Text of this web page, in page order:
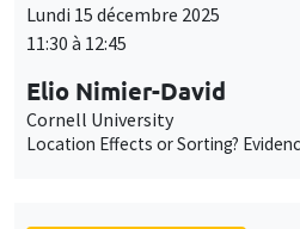
Lundi 15 décembre 2025
11:30 à 12:45
Elio Nimier-David
Cornell University
Location Effects or Sorting?